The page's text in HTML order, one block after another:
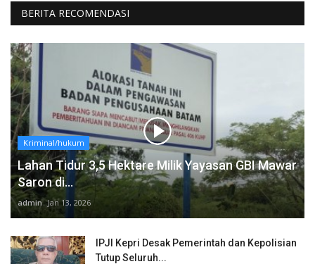
BERITA RECOMENDASI
Kriminal/hukum
Lahan Tidur 3,5 Hektare Milik Yayasan GBI Mawar
Saron di...
admin Jan 13, 2026
IPJI Kepri Desak Pemerintah dan Kepolisian
Tutup Seluruh...